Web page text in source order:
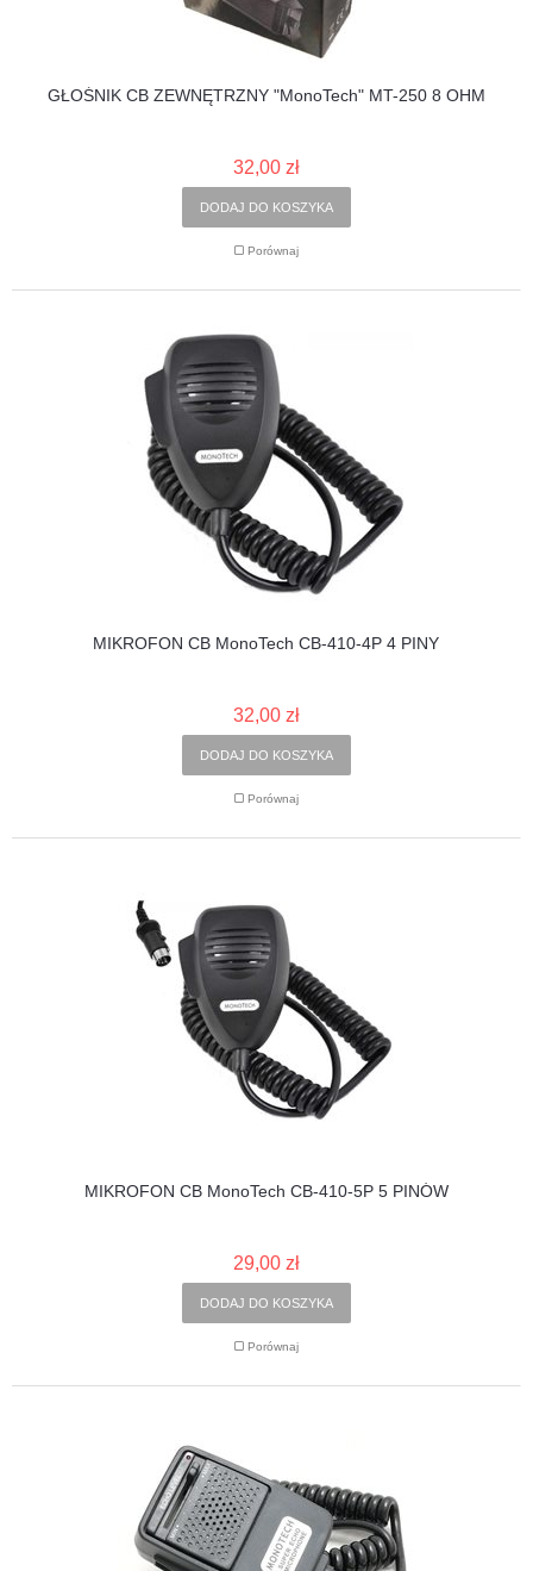
GŁOŚNIK CB ZEWNĘTRZNY "MonoTech" MT-250 8 OHM
32,00 zł
DODAJ DO KOSZYKA
Porównaj
MIKROFON CB MonoTech CB-410-4P 4 PINY
32,00 zł
DODAJ DO KOSZYKA
Porównaj
MIKROFON CB MonoTech CB-410-5P 5 PINÓW
29,00 zł
DODAJ DO KOSZYKA
Porównaj